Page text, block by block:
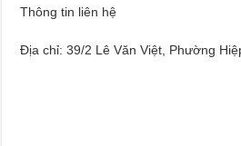
Thông tin liên hệ
Địa chỉ: 39/2 Lê Văn Việt, Phường